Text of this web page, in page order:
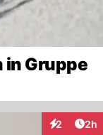
Gruppe
2 2h